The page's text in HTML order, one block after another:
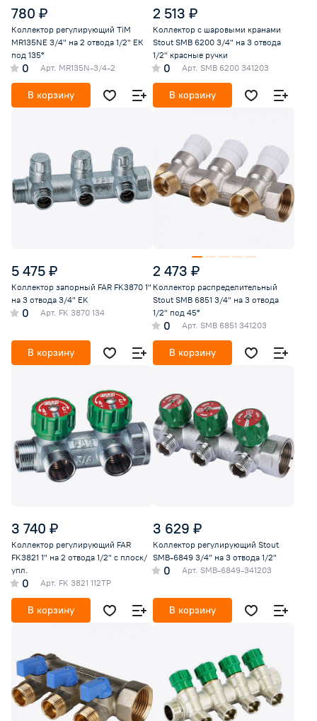
780 ₽
Коллектор регулирующий TiM
MR135NE 3/4" на 2 отвода 1/2" ЕК
под 135°
0 Арт. MR135N-3/4-2
В корзину
2 513 ₽
Коллектор с шаровыми кранами
Stout SMB 6200 3/4" на 3 отвода
1/2" красные ручки
0 Арт. SMB 6200 341203
В корзину
5 475 ₽
Коллектор запорный FAR FK3870 1"
на 3 отвода 3/4" EK
0 Арт. FK 3870 134
В корзину
2 473 ₽
Коллектор распределительный
Stout SMB 6851 3/4" на 3 отвода
1/2" под 45°
0 Арт. SMB 6851 341203
В корзину
3 740 ₽
Коллектор регулирующий FAR
FK3821 1" на 2 отвода 1/2" с плоск/
упл.
0 Арт. FK 3821 112TP
В корзину
3 629 ₽
Коллектор регулирующий Stout
SMB-6849 3/4" на 3 отвода 1/2"
0 Арт. SMB-6849-341203
В корзину